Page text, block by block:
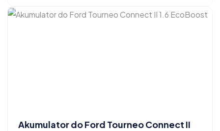
Akumulator do Ford Tourneo Connect II